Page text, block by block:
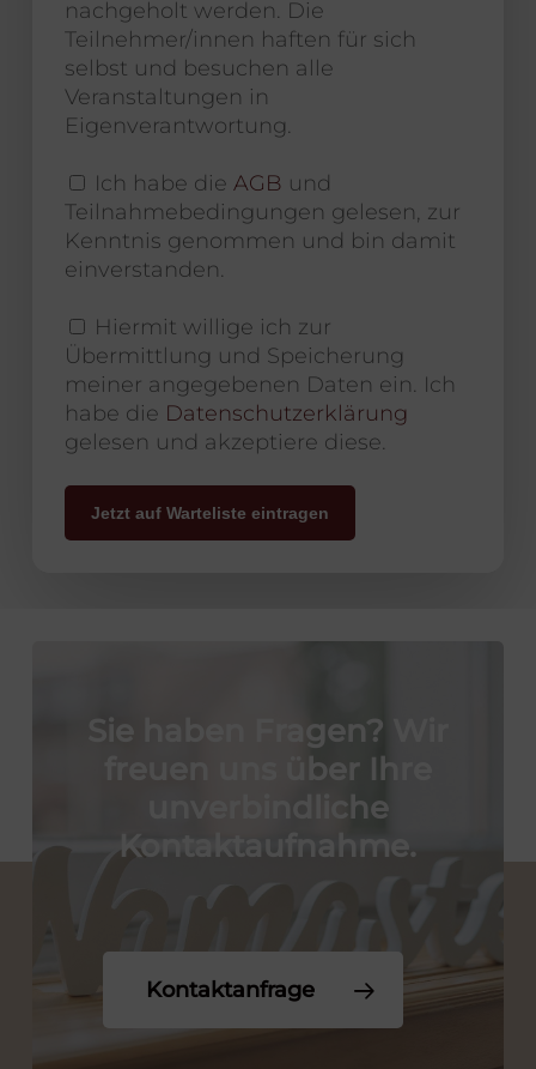
nachgeholt werden. Die
Teilnehmer/innen haften für sich
selbst und besuchen alle
Veranstaltungen in
Eigenverantwortung.
Ich habe die AGB und
Teilnahmebedingungen gelesen, zur
Kenntnis genommen und bin damit
einverstanden.
Hiermit willige ich zur
Übermittlung und Speicherung
meiner angegebenen Daten ein. Ich
habe die Datenschutzerklärung
gelesen und akzeptiere diese.
Jetzt auf Warteliste eintragen
Sie Fragen?
über Ihre
unverbindliche
Kontaktaufnahme.
Kontaktanfrage